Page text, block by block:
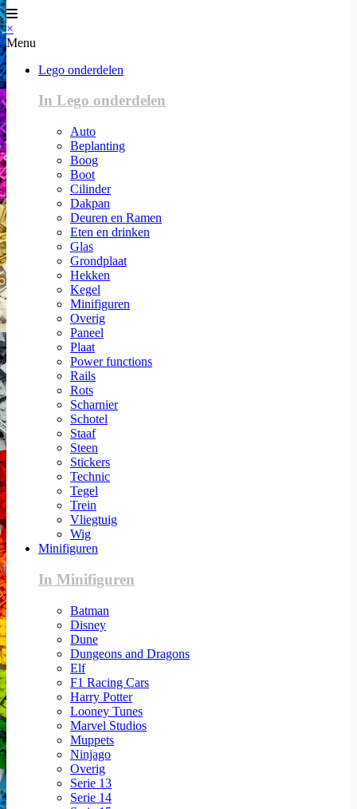
×
Menu
Lego onderdelen
In Lego onderdelen
Auto
Beplanting
Boog
Boot
Cilinder
Dakpan
Deuren en Ramen
Eten en drinken
Glas
Grondplaat
Hekken
Kegel
Minifiguren
Overig
Paneel
Plaat
Power functions
Rails
Rots
Scharnier
Schotel
Staaf
Steen
Stickers
Technic
Tegel
Trein
Vliegtuig
Wig
Minifiguren
In Minifiguren
Batman
Disney
Dune
Dungeons and Dragons
Elf
F1 Racing Cars
Harry Potter
Looney Tunes
Marvel Studios
Muppets
Ninjago
Overig
Serie 13
Serie 14